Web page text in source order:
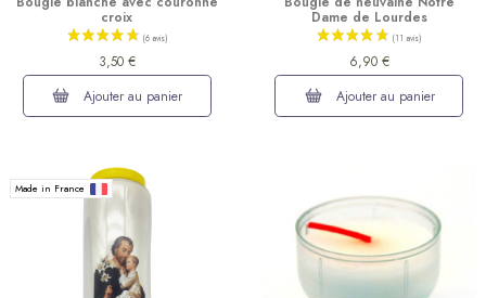
croix
3,50 €
Ajouter au panier
Dame de Lourdes
6,90 €
Ajouter au panier
Made in France